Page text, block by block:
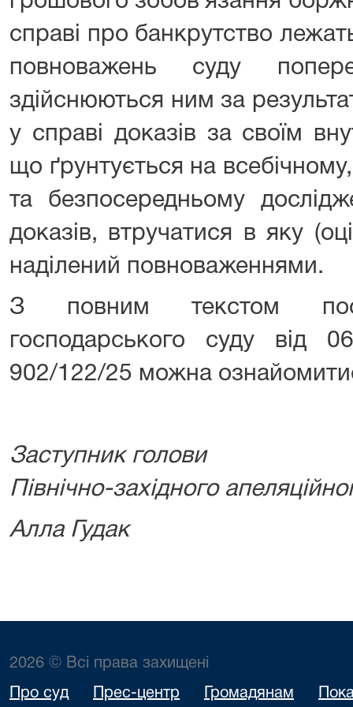
справі про банкрутство
повноважень суду
здійснюються ним за
у справі доказів за своїм
що ґрунтується на
та безпосередньому
доказів, втручатися в яку
наділений повноваженнями.
З повним текстом
господарського суду від
902/122/25 можна
Заступник голови
Північно-західного
Алла Гудак
2026 © Всі права захищені
Про суд Прес-центр Громадянам